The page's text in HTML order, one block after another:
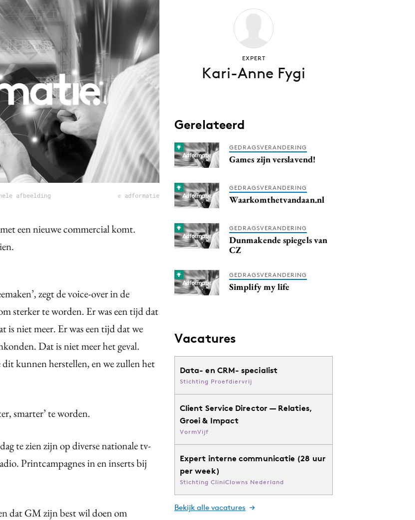
Purpose Marketing
Reputatie & crisis
afbeelding © adformatie
een nieuwe commercial komt.
zegt de voice-over in de
sterker te worden. Er was een tijd dat
is niet meer. Er was een tijd dat we
Dat is niet meer het geval.
kunnen herstellen, en we zullen het
smarter’ te worden.
te zien zijn op diverse nationale tv-
Printcampagnes in en inserts bij
dat GM zijn best wil doen om
EXPERT
Kari-Anne Fygi
Gerelateerd
GEDRAGSVERANDERING
Games zijn verslavend!
GEDRAGSVERANDERING
Waarkomthetvandaan.nl
GEDRAGSVERANDERING
Dunmakende spiegels van
CZ
GEDRAGSVERANDERING
Simplify my life
Vacatures
Data- en CRM- specialist
Stichting Proefdiervrij
Client Service Director — Relaties,
Groei & Impact
VormVijf
Expert interne communicatie (28 uur
per week)
Stichting CliniClowns Nederland
Bekijk alle vacatures